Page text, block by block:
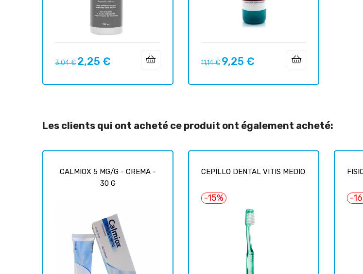
Prix
3,04 € Prix
2,25 €
Prix
11,14 € Prix
9,25 €
Les clients qui ont acheté ce produit ont également acheté:
CALMIOX 5 MG/G - CREMA -
30 G
CEPILLO DENTAL VITIS MEDIO
-15% -